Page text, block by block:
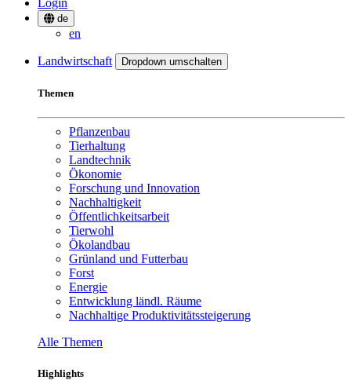
Login
de
en
Landwirtschaft Dropdown umschalten
Themen
Pflanzenbau
Tierhaltung
Landtechnik
Ökonomie
Forschung und Innovation
Nachhaltigkeit
Öffentlichkeitsarbeit
Tierwohl
Ökolandbau
Grünland und Futterbau
Forst
Energie
Entwicklung ländl. Räume
Nachhaltige Produktivitätssteigerung
Alle Themen
Highlights